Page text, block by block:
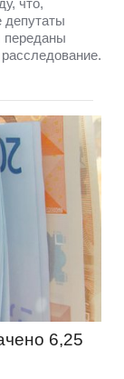
что,
депутаты
переданы
6,25